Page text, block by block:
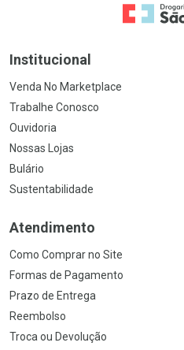
Ir para a
Institucional
Venda No Marketplace
Trabalhe Conosco
Ouvidoria
Nossas Lojas
Bulário
Sustentabilidade
Atendimento
Como Comprar no Site
Formas de Pagamento
Prazo de Entrega
Reembolso
Troca ou Devolução